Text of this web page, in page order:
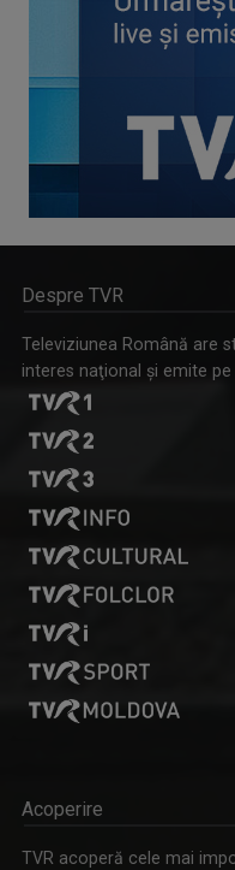
Despre TVR
Televiziunea Română are
interes naţional şi emite
Acoperire
TVR acoperă cele mai